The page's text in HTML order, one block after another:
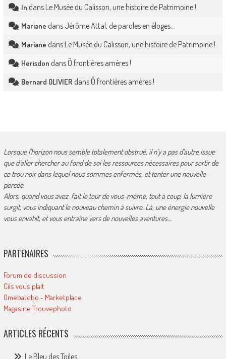
In dans Le Musée du Calisson, une histoire de Patrimoine !
Mariane dans Jérôme Attal, de paroles en éloges…
Mariane dans Le Musée du Calisson, une histoire de Patrimoine !
Herisdon dans Ô frontières amères !
Bernard OLIVIER dans Ô frontières amères !
Lorsque l’horizon nous semble totalement obstrué, il n’y a pas d’autre issue
que d’aller chercher au fond de soi les ressources nécessaires pour sortir de
ce trou noir dans lequel nous sommes enfermés, et tenter une nouvelle
percée.
Alors, quand vous avez fait le tour de vous-même, tout à coup, la lumière
surgit, vous indiquant le nouveau chemin à suivre. Là, une énergie nouvelle
vous envahit, et vous entraîne vers de nouvelles aventures…
PARTENAIRES
Forum de discussion
Cils vous plait
Omebatobo - Marketplace
Magasine Trouvephoto
ARTICLES RÉCENTS
Le Bleu des Toiles